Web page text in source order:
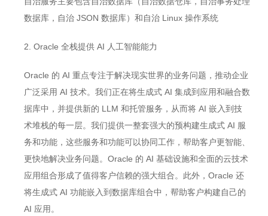
数据库，自治 JSON 数据库）和自治 Linux 操作系统
2. Oracle 全栈提供 AI 人工智能能力
Oracle 的 AI 重点专注于解决现实世界的业务问题，推动企业
广泛采用 AI 技术。我们正在将生成式 AI 集成到应用和融合数
据库中，并提供新的 LLM 和托管服务，从而将 AI 嵌入到技
术堆栈的每一层。我们提供一整套强大的预构建生成式 AI 服
务和功能，这些服务和功能可以协同工作，帮助客户更智能、
更快地解决业务问题。Oracle 的 AI 基础设施和全面的云技术
应用组合形成了值得客户信赖的强大组合。此外，Oracle 还
将生成式 AI 功能嵌入到数据库组合中，帮助客户构建自己的
AI 应用。